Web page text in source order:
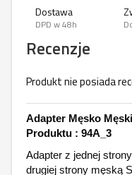
Dostawa
DPD w 48h
Recenzje
Produkt nie posiada
Adapter Męsko
Produktu : 94A_3
Adapter z jednej
drugiej strony męską